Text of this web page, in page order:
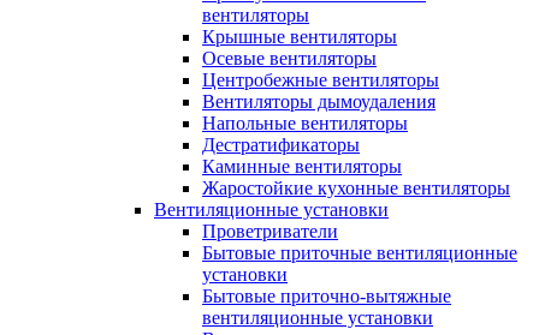
вентиляторы
Крышные вентиляторы
Осевые вентиляторы
Центробежные вентиляторы
Вентиляторы дымоудаления
Напольные вентиляторы
Дестратификаторы
Каминные вентиляторы
Жаростойкие кухонные вентиляторы
Вентиляционные установки
Проветриватели
Бытовые приточные вентиляционные
установки
Бытовые приточно-вытяжные
вентиляционные установки